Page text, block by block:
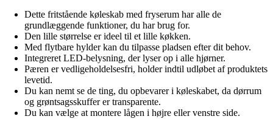
Dette fritstående køleskab med fryserum har alle de
grundlæggende funktioner, du har brug for.
Den lille størrelse er ideel til et lille køkken.
Med flytbare hylder kan du tilpasse pladsen efter dit behov.
Integreret LED-belysning, der lyser op i alle hjørner.
Pæren er vedligeholdelsesfri, holder indtil udløbet af produktets
levetid.
Du kan nemt se de ting, du opbevarer i køleskabet, da dørrum
og grøntsagsskuffer er transparente.
Du kan vælge at montere lågen i højre eller venstre side.